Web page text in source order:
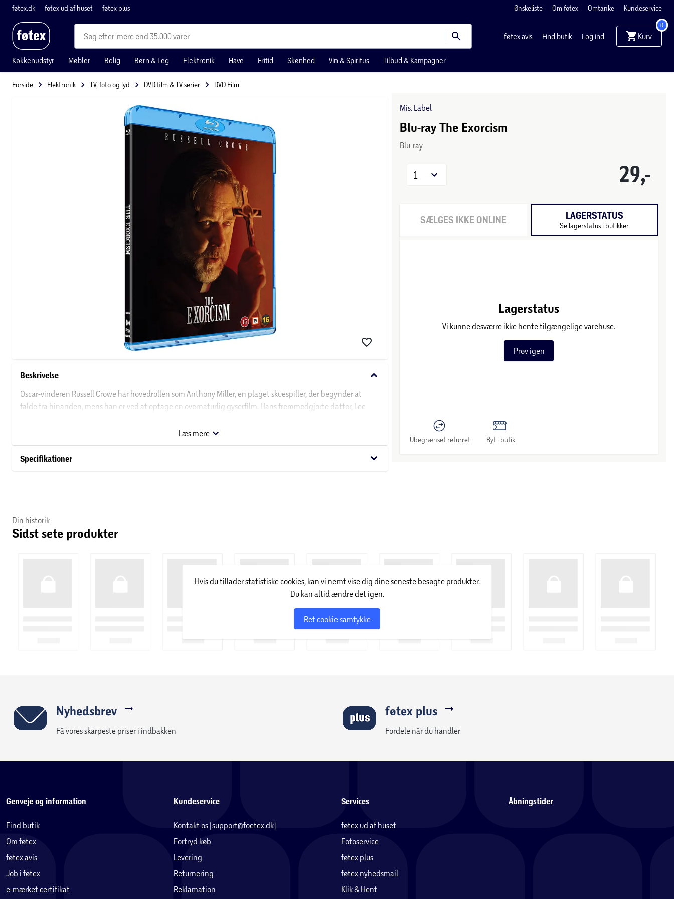
føtex.dk føtex ud af huset føtex plus Ønskeliste Om føtex Omtanke Kundeservice
mere end 35.000 varer føtex avis Find butik Log ind Kurv
0
Køkkenudstyr Møbler Bolig Børn & Leg Elektronik Have Fritid Skønhed Vin & Spiritus Tilbud & Kampagner
Forside Elektronik TV, foto og lyd DVD film & TV serier DVD Film
Beskrivelse keyboard_arrow_down
Oscar-vinderen Russell Crowe har hovedrollen som Anthony Miller, en plaget skuespiller, der begynder at
falde fra hinanden, mens han er ved at optage en overnaturlig gyserfilm. Hans fremmedgjorte datter, Lee
Læs mere
Specifikationer keyboard_arrow_down
Mis. Label
Blu-ray The Exorcism
Blu-ray
29,-
1
SÆLGES IKKE ONLINE LAGERSTATUS
Se lagerstatus i butikker
Lagerstatus
Vi kunne desværre ikke hente tilgængelige varehuse.
Prøv igen
Ubegrænset returret Byt i butik
Din historik
Sidst sete produkter
Hvis du tillader statistiske cookies, kan vi nemt vise dig dine seneste besøgte produkter.
Du kan altid ændre det igen.
Ret cookie samtykke
Nyhedsbrev
Få vores skarpeste priser i indbakken
føtex plus
Fordele når du handler
Genveje og information
Find butik
Om føtex
føtex avis
Job i føtex
e-mærket certifikat
Kundeservice
Kontakt os (support@foetex.dk)
Fortryd køb
Levering
Returnering
Reklamation
Services
føtex ud af huset
Fotoservice
føtex plus
føtex nyhedsmail
Klik & Hent
Åbningstider